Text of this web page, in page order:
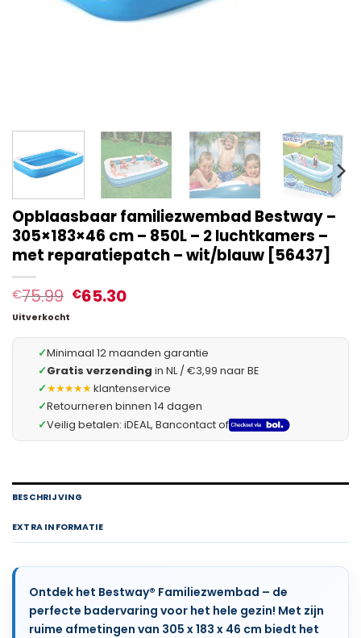
Opblaasbaar familiezwembad Bestway –
305×183×46 cm – 850L – 2 luchtkamers –
met reparatiepatch – wit/blauw [56437]
€75.99 €65.30
Uitverkocht
✓Minimaal 12 maanden garantie
✓Gratis verzending in NL / €3,99 naar BE
✓★★★★★klantenservice
✓Retourneren binnen 14 dagen
✓Veilig betalen: iDEAL, Bancontact of
BESCHRIJVING
EXTRA INFORMATIE
Ontdek het Bestway® Familiezwembad – de
perfecte badervaring voor het hele gezin! Met zijn
ruime afmetingen van 305 x 183 x 46 cm biedt het